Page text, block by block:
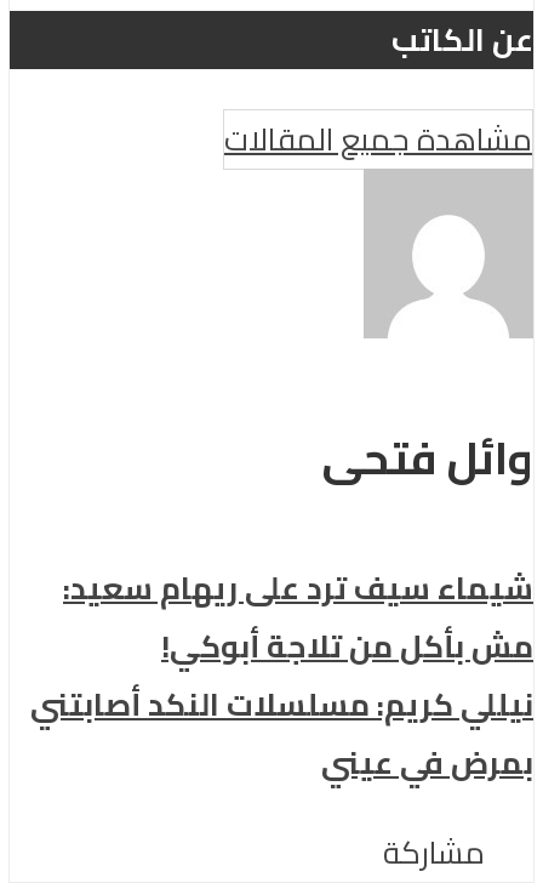
عن الكاتب
مشاهدة جميع المقالات
وائل فتحى
شيماء سيف ترد على ريهام سعيد:
مش بأكل من تلاجة أبوكي!
نيللي كريم: مسلسلات النكد أصابتني
بمرض في عيني
مشاركة